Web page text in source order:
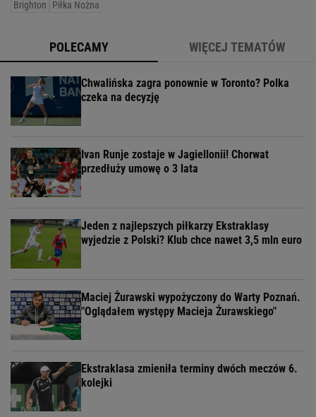
Brighton
Piłka Nożna
POLECAMY WIĘCEJ TEMATÓW
Chwalińska zagra ponownie w Toronto? Polka
czeka na decyzję
Ivan Runje zostaje w Jagiellonii! Chorwat
przedłuży umowę o 3 lata
Jeden z najlepszych piłkarzy Ekstraklasy
wyjedzie z Polski? Klub chce nawet 3,5 mln euro
Maciej Żurawski wypożyczony do Warty Poznań.
"Oglądałem występy Macieja Żurawskiego"
Ekstraklasa zmieniła terminy dwóch meczów 6.
kolejki